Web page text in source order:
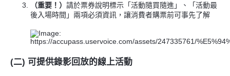
（重要！）請於票券說明標示「活動隨買隨進」、「活動最
後入場時間」兩項必須資訊，讓消費者購票前可事先了解
(二) 可提供錄影回放的線上活動